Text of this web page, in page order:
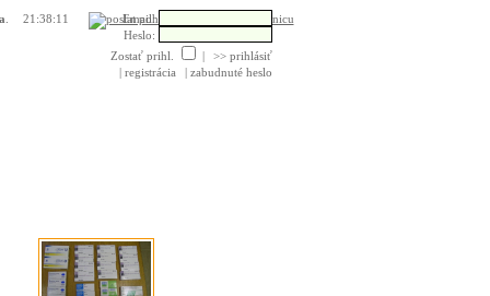
Poslať pohľadnicu
Email:
Heslo:
Zostať prihl.
|
>> prihlásiť
| registrácia
| zabudnuté heslo